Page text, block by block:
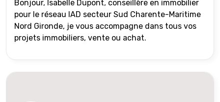
Bonjour, Isabelle Dupont, conseillère en immobilier
pour le réseau IAD secteur Sud Charente-Maritime
Nord Gironde, je vous accompagne dans tous vos
projets immobiliers, vente ou achat.